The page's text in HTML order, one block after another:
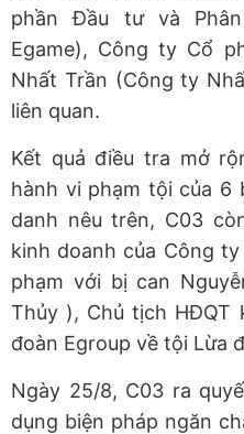
phần Đầu tư và
Egame), Công ty Cổ
Nhất Trần (Công ty
liên quan.
Kết quả điều tra mở
hành vi phạm tội của
danh nêu trên, C03
kinh doanh của Công
phạm với bị can
Thủy ), Chủ tịch HĐQT
đoàn Egroup về tội Lừa
Ngày 25/8, C03 ra
dụng biện pháp ngăn